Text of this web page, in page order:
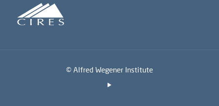
© Alfred Wegener Institute